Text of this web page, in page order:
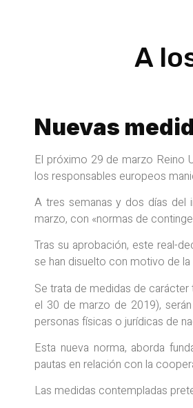
A
Nuevas
El próximo 29 de marzo Reino
los responsables europeos
A tres semanas y dos días
marzo, con «normas de
Tras su aprobación, este real-
se han disuelto con motivo de
Se trata de medidas de
el 30 de marzo de 2019),
personas físicas o jurídicas de
Esta nueva norma, aborda
pautas en relación con la
Las medidas contempladas